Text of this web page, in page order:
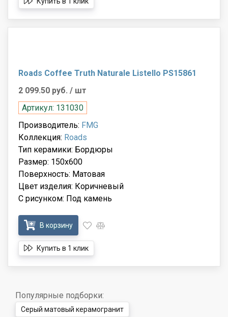
Roads Coffee Truth Naturale Listello PS15861
2 099.50 руб. / шт
Артикул: 131030
Производитель: FMG
Коллекция: Roads
Тип керамики: Бордюры
Размер: 150x600
Поверхность: Матовая
Цвет изделия: Коричневый
С рисунком: Под камень
В корзину
Купить в 1 клик
Популярные подборки:
Серый матовый керамогранит